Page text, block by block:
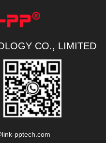
CO., LIMITED
pptech.com